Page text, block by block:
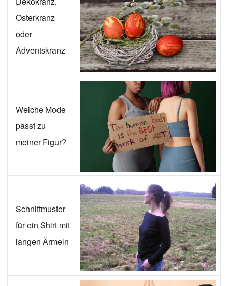
Osterkranz
oder
Adventskranz
Welche Mode
passt zu
meiner Figur?
Schnittmuster
für ein Shirt mit
langen Ärmeln